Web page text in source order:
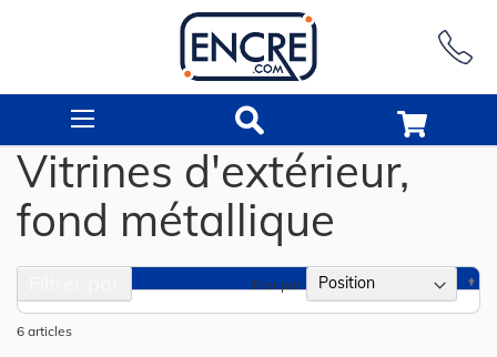
Vitrines d'extérieur,
fond métallique
6 articles
Trier par